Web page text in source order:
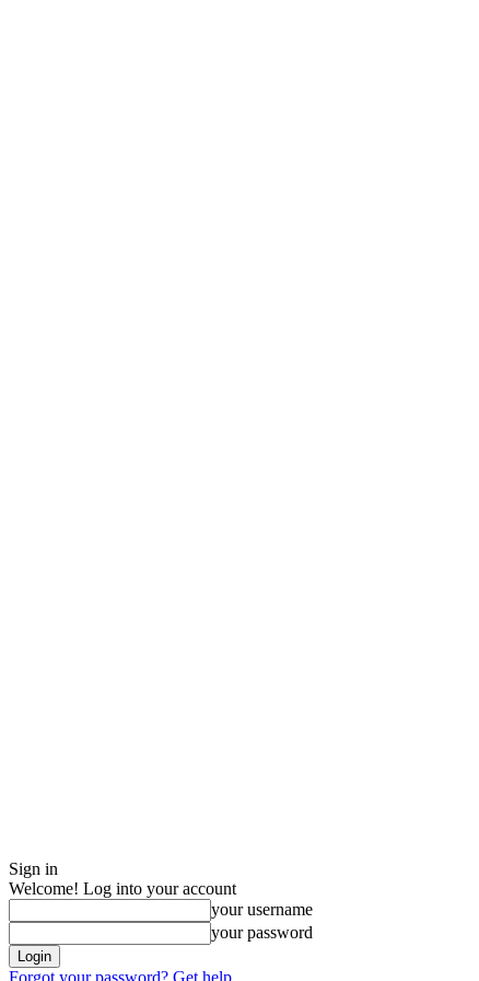
Sign in
Welcome! Log into your account
your username
your password
Forgot your password? Get help